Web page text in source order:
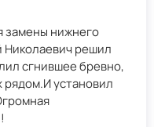
замены нижнего
сгнившее бревно,
установил